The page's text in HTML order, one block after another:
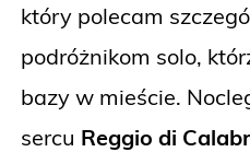
który polecam
podróżnikom solo,
bazy w mieście.
sercu Reggio di